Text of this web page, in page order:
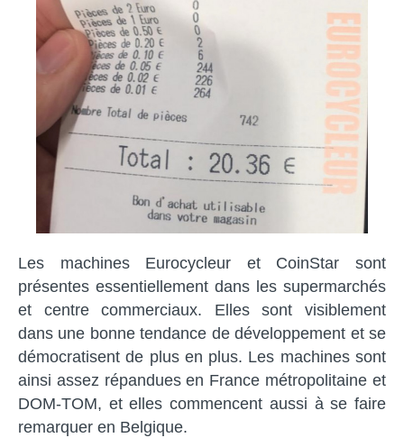
Les machines Eurocycleur et CoinStar sont
présentes essentiellement dans les supermarchés
et centre commerciaux. Elles sont visiblement
dans une bonne tendance de développement et se
démocratisent de plus en plus. Les machines sont
ainsi assez répandues en France métropolitaine et
DOM-TOM, et elles commencent aussi à se faire
remarquer en Belgique.